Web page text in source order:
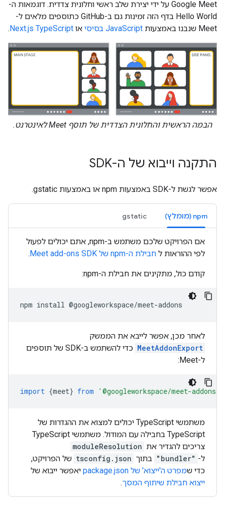
Google Meet על ידי יצירת שלב ראשי וחלונית צדדית. דוגמאות ה-
Hello World בדף הזה זמינות גם ב-GitHub כתוספים מלאים ל-
Meet שנבנו באמצעות
JavaScript בסיסי או Next.js TypeScript
.
הבמה הראשית והחלונית הצדדית של תוסף Meet לאינטרנט.
התקנה וייבוא של ה-SDK
אפשר לגשת ל-SDK באמצעות npm או באמצעות gstatic.
‫npm (מומלץ) gstatic
אם הפרויקט שלכם משתמש ב-npm, אתם יכולים לפעול
לפי ההוראות ל חבילת ה-npm של Meet add-ons SDK .
קודם כול, מתקינים את חבילת ה-npm:
npm install
לאחר מכן, אפשר לייבא את הממשק
MeetAddonExport
כדי להשתמש ב-SDK של תוספים
ל-Meet:
import {meet} from '@googleworkspace/meet-addons/
משתמשי TypeScript יכולים למצוא את ההגדרות של
TypeScript בחבילה עם המודול. משתמשי TypeScript
צריכים להגדיר את moduleResolution
ל- "bundler" בתוך tsconfig.json של הפרויקט,
כדי שמפרט ה'ייצוא' של package.json
יאפשר ייבוא של
ייצוא חבילת שיתוף המסך.